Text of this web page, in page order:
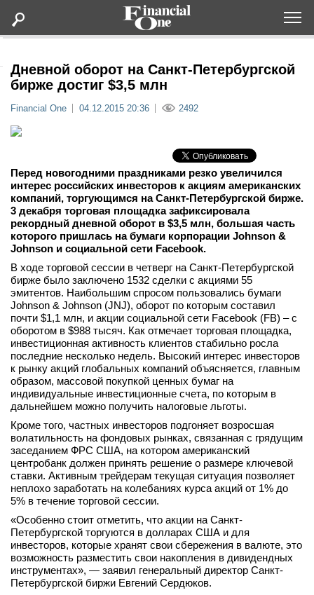
Статьи
Lifestyle
Мероприятия
Новости
Интервью
вконтакте
телеграм
Стать автором
Вход
Дневной оборот на Санкт-Петербургской
бирже достиг $3,5 млн
Financial One 04.12.2015 20:36 2492
Перед новогодними праздниками резко увеличился
интерес российских инвесторов к акциям американских
компаний, торгующимся на Санкт-Петербургской бирже.
3 декабря торговая площадка зафиксировала
рекордный дневной оборот в $3,5 млн, большая часть
которого пришлась на бумаги корпорации Johnson &
Johnson и социальной сети Facebook.
В ходе торговой сессии в четверг на Санкт-Петербургской
бирже было заключено 1532 сделки с акциями 55
эмитентов. Наибольшим спросом пользовались бумаги
Johnson & Johnson (JNJ), оборот по которым составил
почти $1,1 млн, и акции социальной сети Facebook (FB) – с
оборотом в $988 тысяч. Как отмечает торговая площадка,
инвестиционная активность клиентов стабильно росла
последние несколько недель. Высокий интерес инвесторов
к рынку акций глобальных компаний объясняется, главным
образом, массовой покупкой ценных бумаг на
индивидуальные инвестиционные счета, по которым в
дальнейшем можно получить налоговые льготы.
Кроме того, частных инвесторов подгоняет возросшая
волатильность на фондовых рынках, связанная с грядущим
заседанием ФРС США, на котором американский
центробанк должен принять решение о размере ключевой
ставки. Активным трейдерам текущая ситуация позволяет
неплохо заработать на колебаниях курса акций от 1% до
5% в течение торговой сессии.
«Особенно стоит отметить, что акции на Санкт-
Петербургской торгуются в долларах США и для
инвесторов, которые хранят свои сбережения в валюте, это
возможность разместить свои накопления в дивидендных
инструментах», — заявил генеральный директор Санкт-
Петербургской биржи Евгений Сердюков.